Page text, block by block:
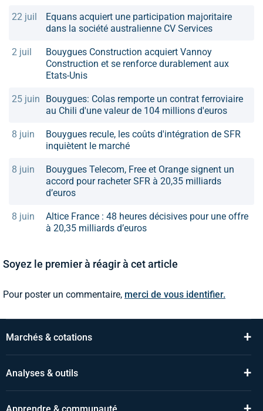
22 juil
Equans acquiert une participation majoritaire
dans la société australienne CV Services
2 juil
Bouygues Construction acquiert Vannoy
Construction et se renforce durablement aux
Etats-Unis
25 juin
Bouygues: Colas remporte un contrat ferroviaire
au Chili d'une valeur de 104 millions d'euros
8 juin
Bouygues recule, les coûts d'intégration de SFR
inquiètent le marché
8 juin
Bouygues Telecom, Free et Orange signent un
accord pour racheter SFR à 20,35 milliards
d’euros
8 juin
Altice France : 48 heures décisives pour une offre
à 20,35 milliards d’euros
Soyez le premier à réagir à cet article
Pour poster un commentaire, merci de vous identifier.
Marchés & cotations +
Analyses & outils +